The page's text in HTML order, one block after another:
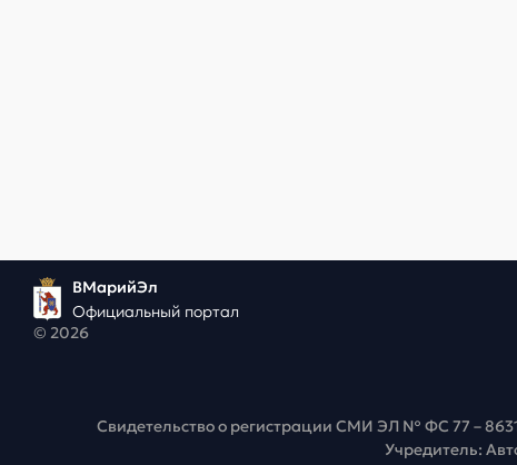
ВМарийЭл
Официальный портал
© 2026
Свидетельство о регистрации СМИ ЭЛ № ФС 77 –
Учредитель: